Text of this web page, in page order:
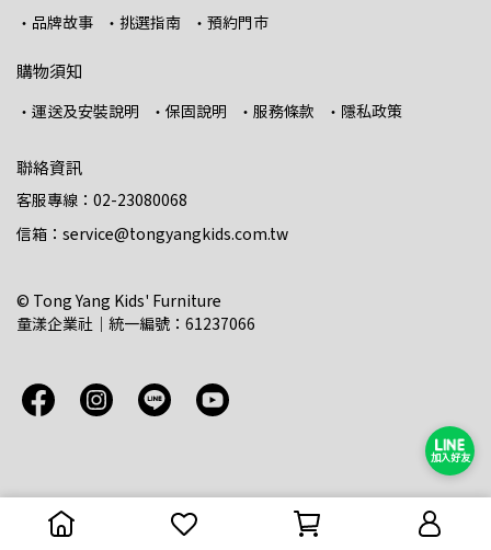
・品牌故事 ・挑選指南 ・預約門市
購物須知
・運送及安裝說明 ・保固說明 ・服務條款 ・隱私政策
聯絡資訊
客服專線：02-23080068
信箱：service@tongyangkids.com.tw
© Tong Yang Kids' Furniture
童漾企業社｜統一編號：61237066
加入好友